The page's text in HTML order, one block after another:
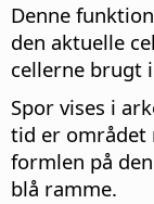
Denne
den aktuelle
cellerne brugt
Spor vises i
tid er området
formlen på
blå ramme.